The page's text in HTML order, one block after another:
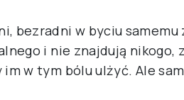
bezradni w byciu samemu
i nie znajdują nikogo,
w tym bólu ulżyć. Ale